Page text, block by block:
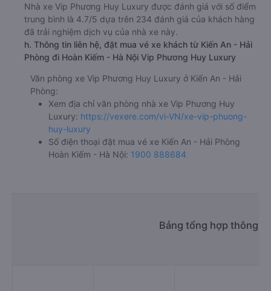
Nhà xe Vip Phương Huy Luxury được đánh giá với số điểm
trung bình là 4.7/5 dựa trên 234 đánh giá của khách hàng
đã trải nghiệm dịch vụ của nhà xe này.
h. Thông tin liên hệ, đặt mua vé xe khách từ Kiến An - Hải
Phòng đi Hoàn Kiếm - Hà Nội Vip Phương Huy Luxury
Văn phòng xe Vip Phương Huy Luxury ở Kiến An - Hải
Phòng:
Xem địa chỉ văn phòng nhà xe Vip Phương Huy
Luxury: https://vexere.com/vi-VN/xe-vip-phuong-
huy-luxury
Số điện thoại đặt mua vé xe Kiến An - Hải Phòng
Hoàn Kiếm - Hà Nội: 1900 888684
Bảng tổng hợp thông